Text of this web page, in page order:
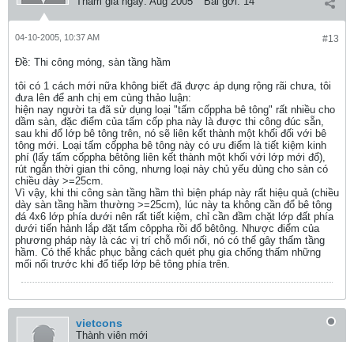
#13
04-10-2005, 10:37 AM
Ðề: Thi công móng, sàn tầng hầm
tôi có 1 cách mới nữa không biết đã được áp dụng rộng rãi chưa, tôi
đưa lên để anh chị em cùng thảo luận:
hiện nay người ta đã sử dụng loại "tấm cốppha bê tông" rất nhiều cho
dầm sàn, đặc điểm của tấm cốp pha này là được thi công đúc sẵn,
sau khi đổ lớp bê tông trên, nó sẽ liên kết thành một khối đối với bê
tông mới. Loại tấm cốppha bê tông này có ưu điểm là tiết kiệm kinh
phí (lấy tấm cốppha bêtông liên kết thành một khối với lớp mới đổ),
rút ngắn thời gian thi công, nhưng loại này chủ yếu dùng cho sàn có
chiều dày >=25cm.
Vì vậy, khi thi công sàn tầng hầm thì biện pháp này rất hiệu quả (chiều
dày sàn tầng hầm thường >=25cm), lúc này ta không cần đổ bê tông
đá 4x6 lớp phía dưới nên rất tiết kiệm, chỉ cần đầm chặt lớp đất phía
dưới tiến hành lắp đặt tấm côppha rồi đổ bêtông. Nhược điểm của
phương pháp này là các vị trí chỗ mối nối, nó có thể gây thấm tầng
hầm. Có thể khắc phục bằng cách quét phụ gia chống thấm những
mối nối trước khi đổ tiếp lớp bê tông phía trên.
vietcons
Thành viên mới